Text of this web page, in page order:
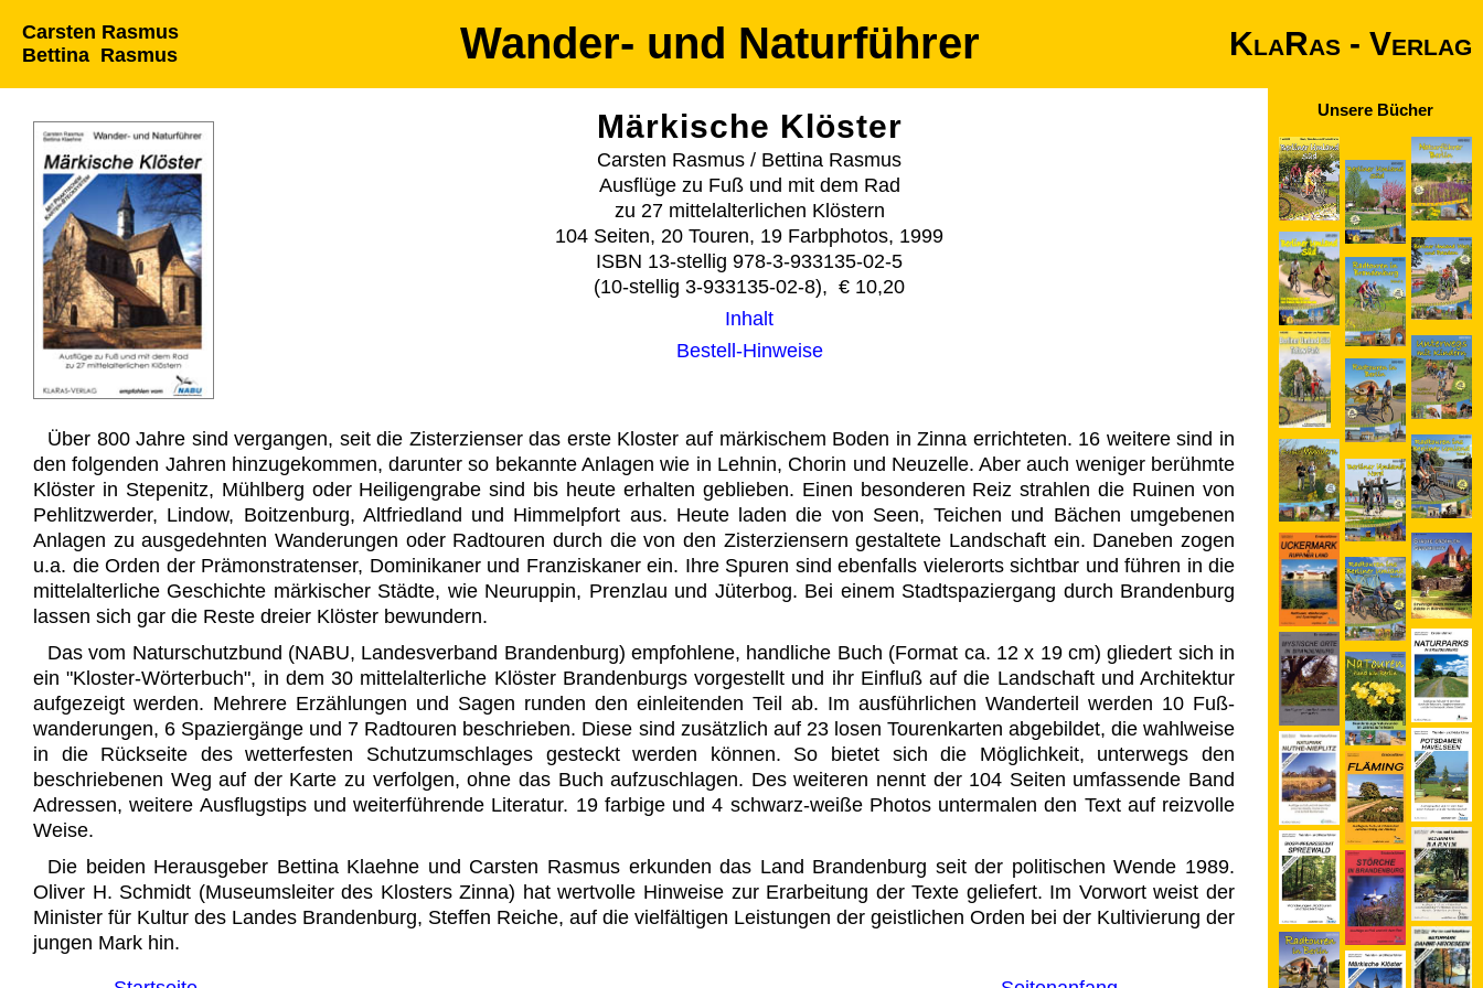
Carsten Rasmus
Bettina Rasmus
Wander- und Naturführer KlaRas - Verlag
Märkische Klöster
Carsten Rasmus / Bettina Rasmus
Ausflüge zu Fuß und mit dem Rad
zu 27 mittelalterlichen Klöstern
104 Seiten, 20 Touren, 19 Farbphotos, 1999
ISBN 13-stellig 978-3-933135-02-5
(10-stellig 3-933135-02-8), € 10,20
Inhalt
Bestell-Hinweise
Über 800 Jahre sind vergangen, seit die Zisterzienser das erste Kloster auf märkischem Boden in Zinna errichteten. 16 weitere sind in
den folgenden Jahren hinzugekommen, darunter so bekannte Anlagen wie in Lehnin, Chorin und Neuzelle. Aber auch weniger berühmte
Klöster in Stepenitz, Mühlberg oder Heiligengrabe sind bis heute erhalten geblieben. Einen besonderen Reiz strahlen die Ruinen von
Pehlitzwerder, Lindow, Boitzenburg, Altfriedland und Himmelpfort aus. Heute laden die von Seen, Teichen und Bächen umgebenen
Anlagen zu ausgedehnten Wanderungen oder Radtouren durch die von den Zisterziensern gestaltete Landschaft ein. Daneben zogen
u.a. die Orden der Prämonstratenser, Dominikaner und Franziskaner ein. Ihre Spuren sind ebenfalls vielerorts sichtbar und führen in die
mittelalterliche Geschichte märkischer Städte, wie Neuruppin, Prenzlau und Jüterbog. Bei einem Stadtspaziergang durch Brandenburg
lassen sich gar die Reste dreier Klöster bewundern.
Das vom Naturschutzbund (NABU, Landesverband Brandenburg) empfohlene, handliche Buch (Format ca. 12 x 19 cm) gliedert sich in
ein "Kloster-Wörterbuch", in dem 30 mittelalterliche Klöster Brandenburgs vorgestellt und ihr Einfluß auf die Landschaft und Architektur
aufgezeigt werden. Mehrere Erzählungen und Sagen runden den einleitenden Teil ab. Im ausführlichen Wanderteil werden 10 Fuß­
wanderungen, 6 Spazier­gänge und 7 Rad­touren beschrieben. Diese sind zusätzlich auf 23 losen Tourenkarten abgebildet, die wahlweise
in die Rückseite des wetterfesten Schutzumschlages gesteckt werden können. So bietet sich die Möglichkeit, unterwegs den
beschriebenen Weg auf der Karte zu verfolgen, ohne das Buch aufzuschlagen. Des weiteren nennt der 104 Seiten umfassende Band
Adressen, weitere Ausflugstips und weiterführende Literatur. 19 farbige und 4 schwarz-weiße Photos untermalen den Text auf reizvolle
Weise.
Die beiden Herausgeber Bettina Klaehne und Carsten Rasmus erkunden das Land Brandenburg seit der politischen Wende 1989.
Oliver H. Schmidt (Museumsleiter des Klosters Zinna) hat wertvolle Hinweise zur Erarbeitung der Texte geliefert. Im Vorwort weist der
Minister für Kultur des Landes Brandenburg, Steffen Reiche, auf die vielfältigen Leistungen der geistlichen Orden bei der Kultivierung der
jungen Mark hin.
Unsere Bücher